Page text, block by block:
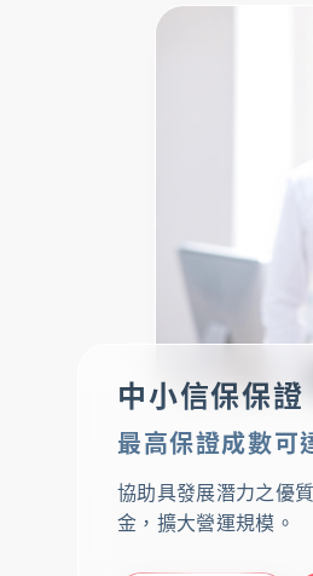
中小信保保證
最高保證成數可
協助具發展潛力之優
金，擴大營運規模。